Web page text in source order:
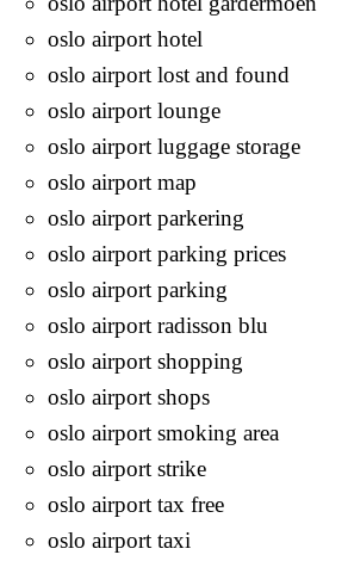
oslo airport hotel
oslo airport lost and found
oslo airport lounge
oslo airport luggage storage
oslo airport map
oslo airport parkering
oslo airport parking prices
oslo airport parking
oslo airport radisson blu
oslo airport shopping
oslo airport shops
oslo airport smoking area
oslo airport strike
oslo airport tax free
oslo airport taxi